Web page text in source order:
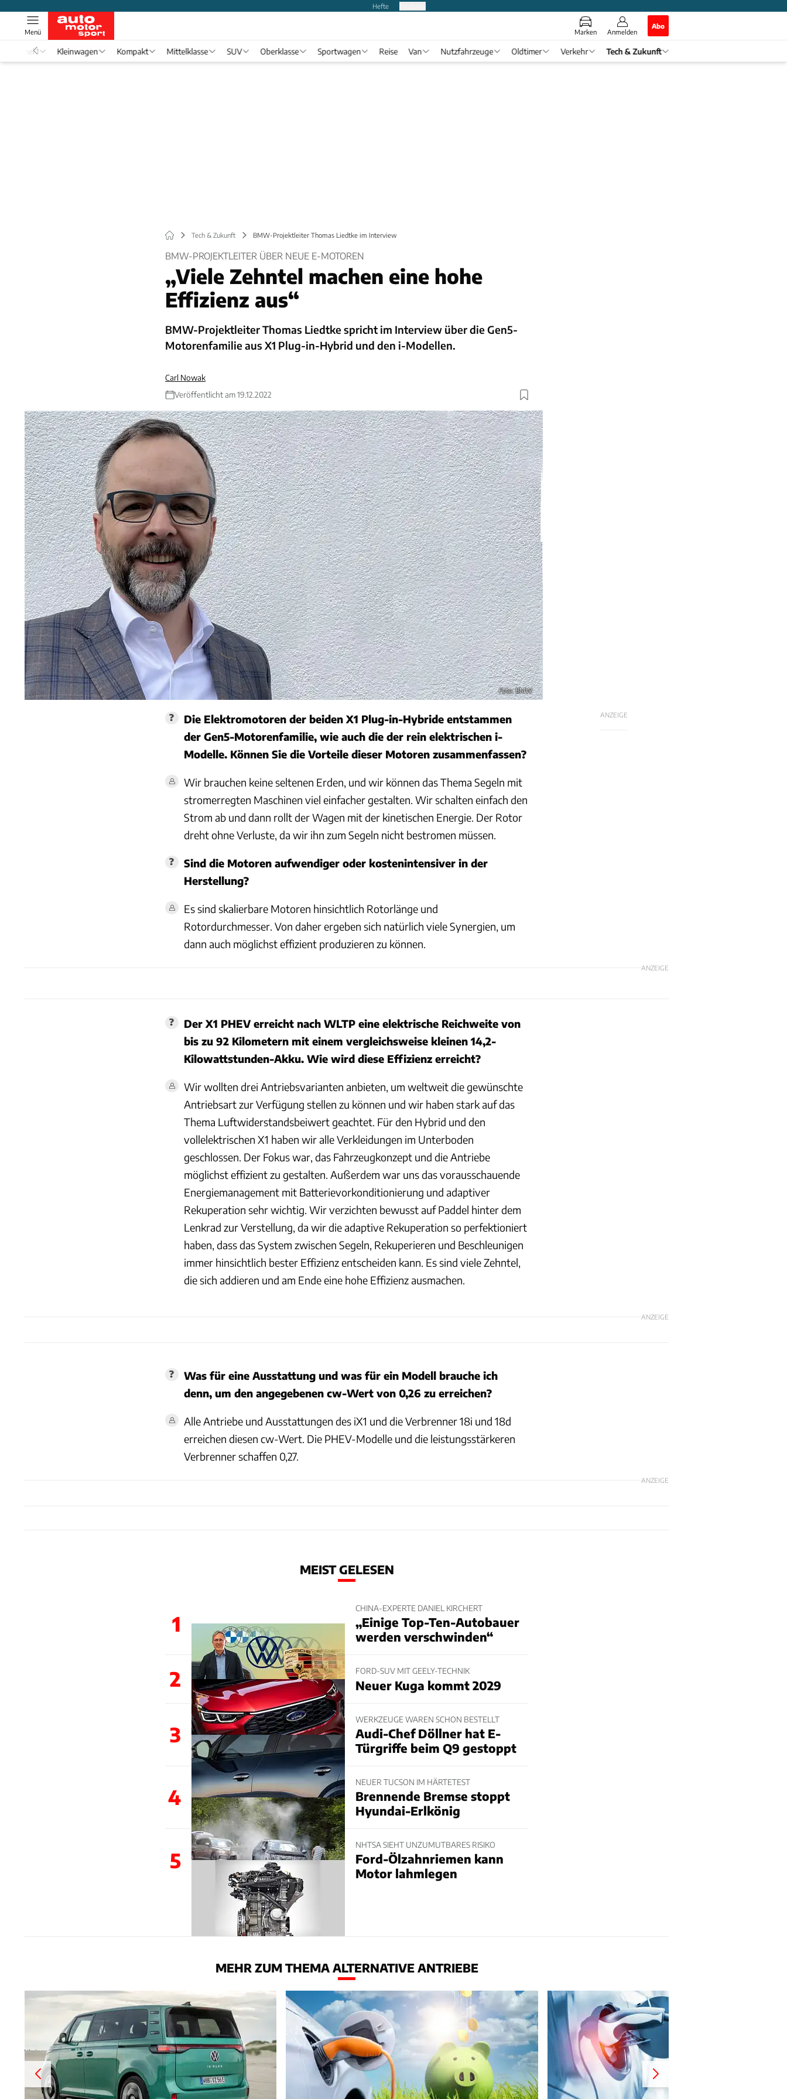
Hefte
Marken Anmelden
Abo
Menü
Formel 1 Kleinwagen Kompakt Mittelklasse SUV Oberklasse Sportwagen Reise Van Nutzfahrzeuge Oldtimer Verkehr Tech & Zukunft
Tech & Zukunft BMW-Projektleiter Thomas Liedtke im Interview
BMW-PROJEKTLEITER ÜBER NEUE E-MOTOREN
„Viele Zehntel machen eine hohe
Effizienz aus“
BMW-Projektleiter Thomas Liedtke spricht im Interview über die Gen5-
Motorenfamilie aus X1 Plug-in-Hybrid und den i-Modellen.
Carl Nowak
Veröffentlicht am 19.12.2022
Foto: BMW
ANZEIGE
Die Elektromotoren der beiden X1 Plug-in-Hybride entstammen
der Gen5-Motorenfamilie, wie auch die der rein elektrischen i-
Modelle. Können Sie die Vorteile dieser Motoren zusammenfassen?
Wir brauchen keine seltenen Erden, und wir können das Thema Segeln mit
stromerregten Maschinen viel einfacher gestalten. Wir schalten einfach den
Strom ab und dann rollt der Wagen mit der kinetischen Energie. Der Rotor
dreht ohne Verluste, da wir ihn zum Segeln nicht bestromen müssen.
Sind die Motoren aufwendiger oder kostenintensiver in der
Herstellung?
Es sind skalierbare Motoren hinsichtlich Rotorlänge und
Rotordurchmesser. Von daher ergeben sich natürlich viele Synergien, um
dann auch möglichst effizient produzieren zu können.
ANZEIGE
Der X1 PHEV erreicht nach WLTP eine elektrische Reichweite von
bis zu 92 Kilometern mit einem vergleichsweise kleinen 14,2-
Kilowattstunden-Akku. Wie wird diese Effizienz erreicht?
Wir wollten drei Antriebsvarianten anbieten, um weltweit die gewünschte
Antriebsart zur Verfügung stellen zu können und wir haben stark auf das
Thema Luftwiderstandsbeiwert geachtet. Für den Hybrid und den
vollelektrischen X1 haben wir alle Verkleidungen im Unterboden
geschlossen. Der Fokus war, das Fahrzeugkonzept und die Antriebe
möglichst effizient zu gestalten. Außerdem war uns das vorausschauende
Energiemanagement mit Batterievorkonditionierung und adaptiver
Rekuperation sehr wichtig. Wir verzichten bewusst auf Paddel hinter dem
Lenkrad zur Verstellung, da wir die adaptive Rekuperation so perfektioniert
haben, dass das System zwischen Segeln, Rekuperieren und Beschleunigen
immer hinsichtlich bester Effizienz entscheiden kann. Es sind viele Zehntel,
die sich addieren und am Ende eine hohe Effizienz ausmachen.
ANZEIGE
Was für eine Ausstattung und was für ein Modell brauche ich
denn, um den angegebenen cw-Wert von 0,26 zu erreichen?
Alle Antriebe und Ausstattungen des iX1 und die Verbrenner 18i und 18d
erreichen diesen cw-Wert. Die PHEV-Modelle und die leistungsstärkeren
Verbrenner schaffen 0,27.
ANZEIGE
MEIST GELESEN
1
CHINA-EXPERTE DANIEL KIRCHERT
„Einige Top-Ten-Autobauer
werden verschwinden“
2 FORD-SUV MIT GEELY-TECHNIK
Neuer Kuga kommt 2029
3
WERKZEUGE WAREN SCHON BESTELLT
Audi-Chef Döllner hat E-
Türgriffe beim Q9 gestoppt
4
NEUER TUCSON IM HÄRTETEST
Brennende Bremse stoppt
Hyundai-Erlkönig
5
NHTSA SIEHT UNZUMUTBARES RISIKO
Ford-Ölzahnriemen kann
Motor lahmlegen
MEHR ZUM THEMA ALTERNATIVE ANTRIEBE